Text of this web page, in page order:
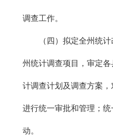
调查工作。
（四）拟定全州统计
州统计调查项目，审定
计调查计划及调查方案
进行统一审批和管理；
动。